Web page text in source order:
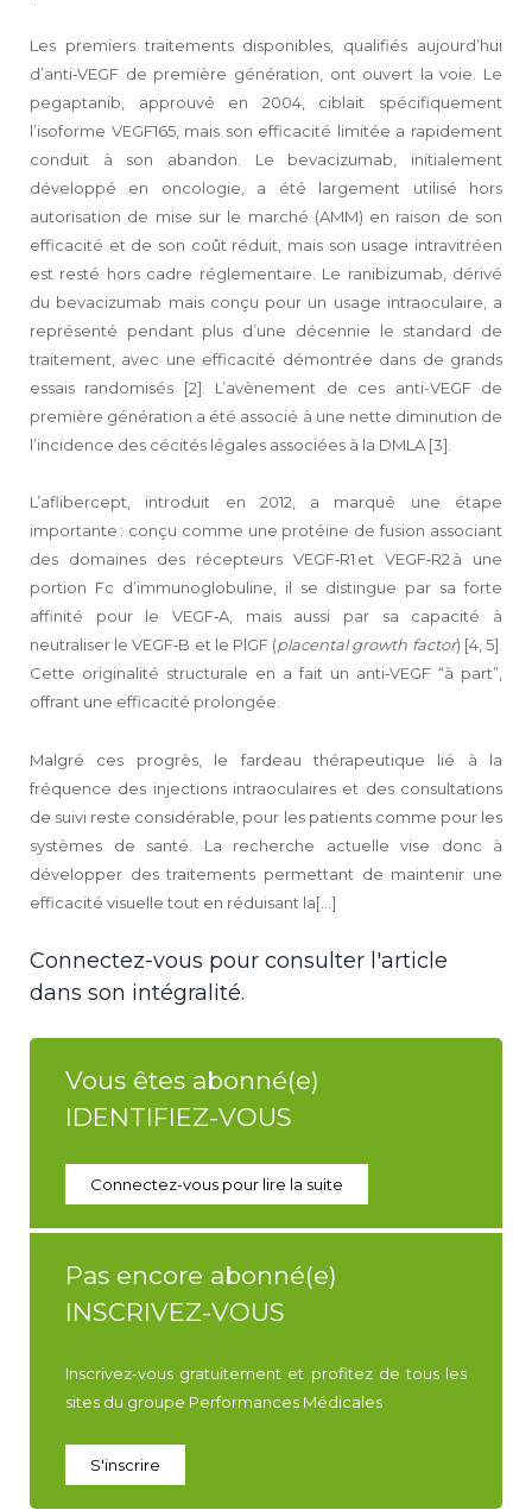
Les premiers traitements disponibles, qualifiés aujourd’hui
d’anti‑VEGF de première génération, ont ouvert la voie. Le
pegaptanib, approuvé en 2004, ciblait spécifiquement
l’isoforme VEGF165, mais son efficacité limitée a rapidement
conduit à son abandon. Le bevacizumab, initialement
développé en oncologie, a été largement utilisé hors
autorisation de mise sur le marché (AMM) en raison de son
efficacité et de son coût réduit, mais son usage intravitréen
est resté hors cadre réglementaire. Le ranibizumab, dérivé
du bevacizumab mais conçu pour un usage intraoculaire, a
représenté pendant plus d’une décennie le standard de
traitement, avec une efficacité démontrée dans de grands
essais randomisés [2]. L’avènement de ces anti-VEGF de
première génération a été associé à une nette diminution de
l’incidence des cécités légales associées à la DMLA [3].
L’aflibercept, introduit en 2012, a marqué une étape
importante : conçu comme une protéine de fusion associant
des domaines des récepteurs VEGF‑R1 et VEGF‑R2 à une
portion Fc d’immunoglobuline, il se distingue par sa forte
affinité pour le VEGF‑A, mais aussi par sa capacité à
neutraliser le VEGF‑B et le PlGF (placental growth factor) [4, 5].
Cette originalité structurale en a fait un anti‑VEGF “à part”,
offrant une efficacité prolongée.
Malgré ces progrès, le fardeau thérapeutique lié à la
fréquence des injections intraoculaires et des consultations
de suivi reste considérable, pour les patients comme pour les
systèmes de santé. La recherche actuelle vise donc à
développer des traitements permettant de maintenir une
efficacité visuelle tout en réduisant la[...]
Connectez-vous pour consulter l'article
dans son intégralité.
Vous êtes abonné(e)
IDENTIFIEZ-VOUS
Connectez-vous pour lire la suite
Pas encore abonné(e)
INSCRIVEZ-VOUS
Inscrivez-vous gratuitement et profitez de tous les
sites du groupe Performances Médicales
S'inscrire